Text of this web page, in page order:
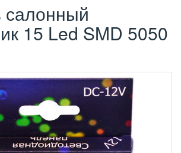
15 Led SMD 5050